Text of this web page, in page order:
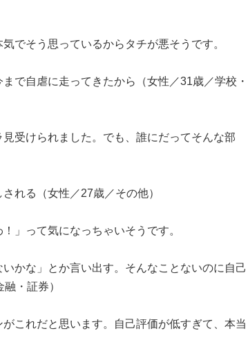
でそう思っているからタチが悪そうです。
で自虐に走ってきたから（女性／31歳／学校・
受けられました。でも、誰にだってそんな部
れる（女性／27歳／その他）
」って気になっちゃいそうです。
かな」とか言い出す。そんなことないのに自己
・証券）
これだと思います。自己評価が低すぎて、本当